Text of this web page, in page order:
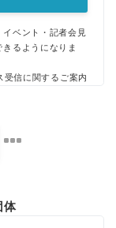
ベント・記者会見
るようになりま
受信に関するご案内
体